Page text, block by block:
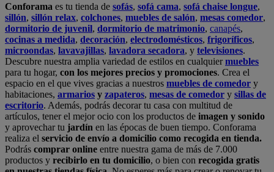
Conforama es tu tienda de sofás, sofá cama, sofá chaise longue,
sillón, sillón relax, colchones, muebles de salón, mesas comedor,
dormitorio de juvenil, dormitorio de matrimonio, canapés,
cocinas a medida, decoración, electrodomésticos, frigoríficos,
microondas, lavavajillas, lavadora secadora, y televisiones.
Descubre nuestra amplia variedad de estilos en cualquiermuebles
para tu hogar, con los mejores precios y promociones. Crea el
espacio en el que vives gracias a nuestros muebles de comedor y
habitaciones, armarios y zapateros, mesas de comedor y sillas de
escritorio. Además, podrás decorar tu casa con multitud de
artículos, tener el mejor ocio con los productos de imagen y sonido
y aprovechar tu jardín en las épocas de buen tiempo. Conforama
realiza el servicio de envío a domicilio como recogida en tienda.
Podrás comprar online entre nuestra gama de más de 7.000
productos y recibirlo en tu domicilio, o bien con recogida gratis